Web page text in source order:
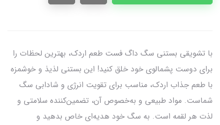
با تشویقی بستنی سگ داگ فست طعم اردک، بهترین لحظات را
برای دوست پشمالوی خود خلق کنید! این بستنی لذیذ و خوشمزه
با طعم جذاب اردک، مناسب برای تقویت انرژی و شادابی سگ
شماست. مواد طبیعی و به‌خصوص آن، تضمین‌کننده سلامتی و
لذت هر لقمه است. به سگ خود هدیه‌ای خاص بدهید و